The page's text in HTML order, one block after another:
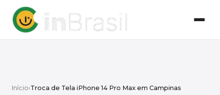
Início›Troca de Tela iPhone 14 Pro Max em Campinas